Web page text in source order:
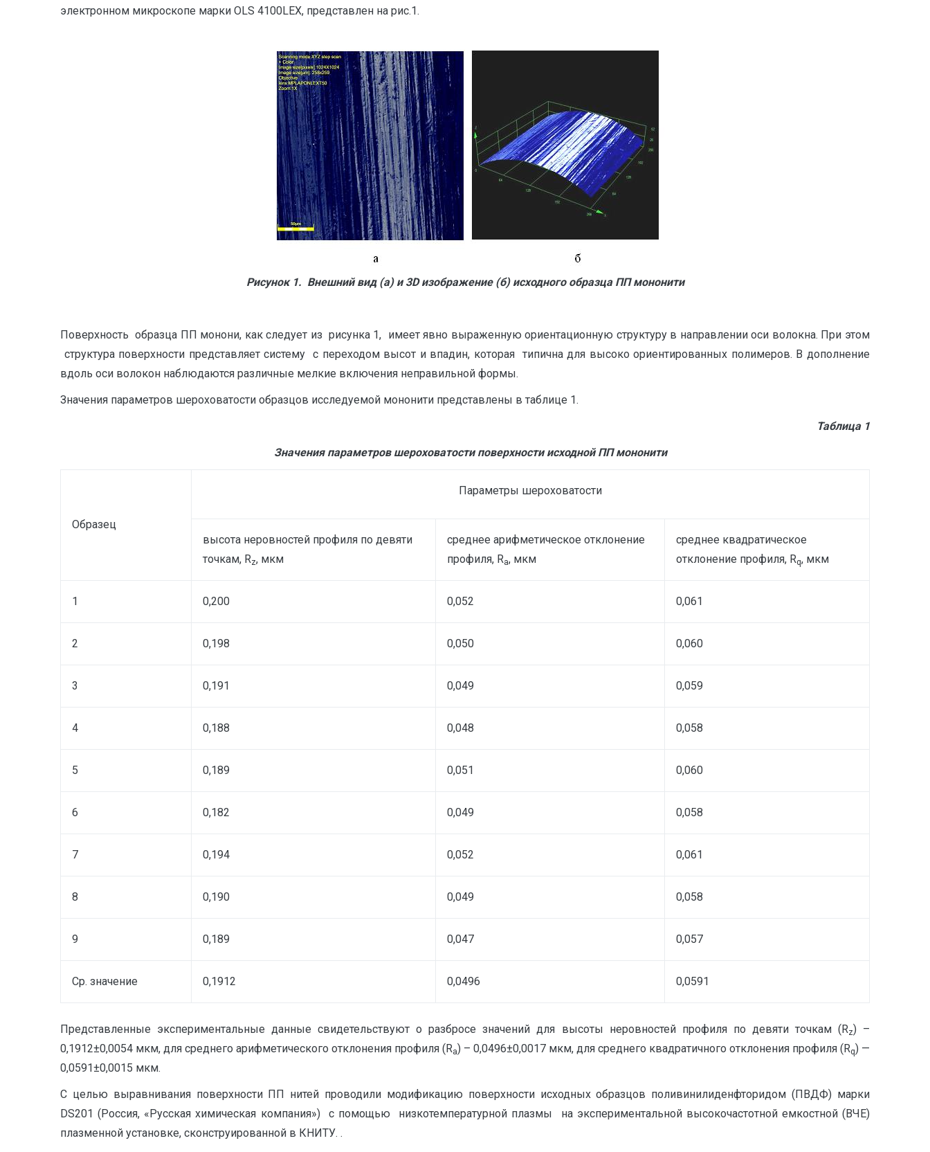
электронном микроскопе марки OLS 4100LEX, представлен на рис.1.
Рисунок 1. Внешний вид (а) и 3Dизображение (б) исходного образца ПП мононити
Поверхность образца ПП монони, как следует из рисунка 1, имеет явно выраженную ориентационную структуру в направлении оси волокна. При этом
структура поверхности представляет систему с переходом высот и впадин, которая типична для высоко ориентированных полимеров. В дополнение
вдоль оси волокон наблюдаются различные мелкие включения неправильной формы.
Значения параметров шероховатости образцов исследуемой мононити представлены в таблице 1.
Таблица 1
Значения параметров шероховатости поверхности исходной ПП мононити
Образец
Параметры шероховатости
высота неровностей профиля по девяти
точкам, Rz, мкм
среднее арифметическое отклонение
профиля, Ra, мкм
среднее квадратическое
отклонение профиля, Rq, мкм
1 0,200 0,052 0,061
2 0,198 0,050 0,060
3 0,191 0,049 0,059
4 0,188 0,048 0,058
5 0,189 0,051 0,060
6 0,182 0,049 0,058
7 0,194 0,052 0,061
8 0,190 0,049 0,058
9 0,189 0,047 0,057
Ср. значение 0,1912 0,0496 0,0591
Представленные экспериментальные данные свидетельствуют о разбросе значений для высоты неровностей профиля по девяти точкам (Rz) –
0,1912±0,0054 мкм, для среднего арифметического отклонения профиля (Ra) – 0,0496±0,0017 мкм, для среднего квадратичного отклонения профиля (Rq) —
0,0591±0,0015 мкм.
С целью выравнивания поверхности ПП нитей проводили модификацию поверхности исходных образцов поливинилиденфторидом (ПВДФ) марки
DS201 (Россия, «Русская химическая компания») с помощью низкотемпературной плазмы на экспериментальной высокочастотной емкостной (ВЧЕ)
плазменной установке, сконструированной в КНИТУ. .